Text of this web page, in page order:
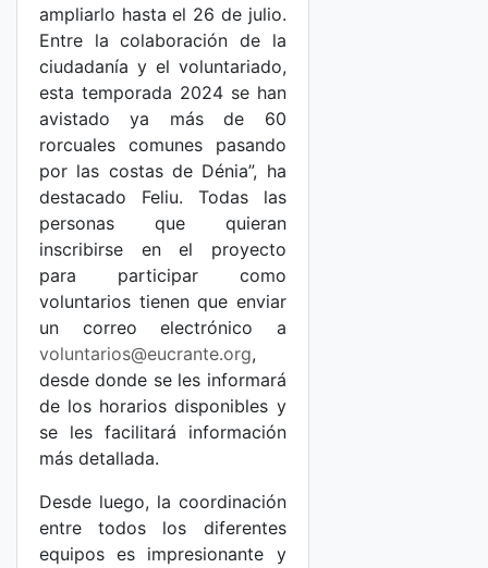
ampliarlo hasta el 26 de julio.
Entre la colaboración de la
ciudadanía y el voluntariado,
esta temporada 2024 se han
avistado ya más de 60
rorcuales comunes pasando
por las costas de Dénia”, ha
destacado Feliu. Todas las
personas que quieran
inscribirse en el proyecto
para participar como
voluntarios tienen que enviar
un correo electrónico a
voluntarios@eucrante.org,
desde donde se les informará
de los horarios disponibles y
se les facilitará información
más detallada.
Desde luego, la coordinación
entre todos los diferentes
equipos es impresionante y